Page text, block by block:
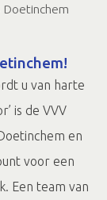
u van harte
is de VVV
en
voor een
Een team van